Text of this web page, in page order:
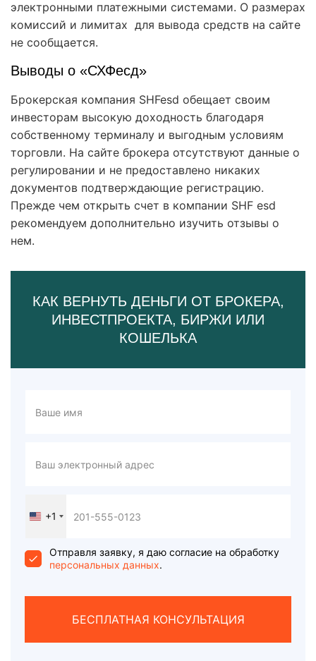
электронными платежными системами. О размерах
комиссий и лимитах для вывода средств на сайте
не сообщается.
Выводы о «СХФесд»
Брокерская компания SHFesd обещает своим
инвесторам высокую доходность благодаря
собственному терминалу и выгодным условиям
торговли. На сайте брокера отсутствуют данные о
регулировании и не предоставлено никаких
документов подтверждающие регистрацию.
Прежде чем открыть счет в компании SHF esd
рекомендуем дополнительно изучить отзывы о
нем.
КАК ВЕРНУТЬ ДЕНЬГИ ОТ БРОКЕРА,
ИНВЕСТПРОЕКТА, БИРЖИ ИЛИ
КОШЕЛЬКА
United
+1
+1
Отправля заявку, я даю согласие на обработку
персональных данных.
БЕСПЛАТНАЯ КОНСУЛЬТАЦИЯ